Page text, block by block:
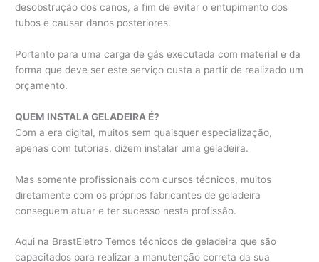
desobstrução dos canos, a fim de evitar o entupimento dos
tubos e causar danos posteriores.
Portanto para uma carga de gás executada com material e da
forma que deve ser este serviço custa a partir de realizado um
orçamento.
QUEM INSTALA GELADEIRA É?
Com a era digital, muitos sem quaisquer especialização,
apenas com tutorias, dizem instalar uma geladeira.
Mas somente profissionais com cursos técnicos, muitos
diretamente com os próprios fabricantes de geladeira
conseguem atuar e ter sucesso nesta profissão.
Aqui na BrastEletro Temos técnicos de geladeira que são
capacitados para realizar a manutenção correta da sua